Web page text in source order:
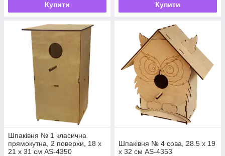
Купити Купити
Шпаківня № 1 класична
прямокутна, 2 поверхи, 18 х
21 х 31 см AS-4350
Шпаківня № 4 сова, 28.5 х 19
х 32 см AS-4353